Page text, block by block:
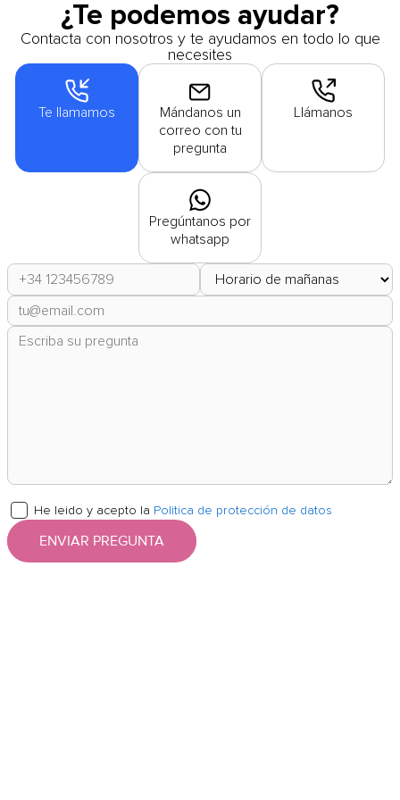
¿Te podemos ayudar?
Contacta con nosotros y te ayudamos en todo lo que
necesites
Te llamamos
Mándanos un
correo con tu
pregunta
Llámanos
Pregúntanos por
whatsapp
He leido y acepto la Politica de protección de datos
ENVIAR PREGUNTA